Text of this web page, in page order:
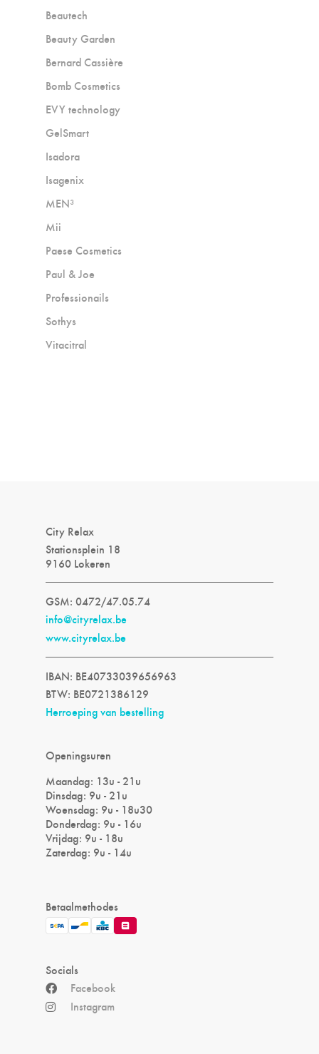
Beautech
Beauty Garden
Bernard Cassière
Bomb Cosmetics
EVY technology
GelSmart
Isadora
Isagenix
MEN³
Mii
Paese Cosmetics
Paul & Joe
Professionails
Sothys
Vitacitral
City Relax
Stationsplein 18
9160 Lokeren
GSM: 0472/47.05.74
info@cityrelax.be
www.cityrelax.be
IBAN: BE40733039656963
BTW: BE0721386129
Herroeping van bestelling
Openingsuren
Maandag: 13u - 21u
Dinsdag: 9u - 21u
Woensdag: 9u - 18u30
Donderdag: 9u - 16u
Vrijdag: 9u - 18u
Zaterdag: 9u - 14u
Betaalmethodes
Socials
Facebook
Instagram